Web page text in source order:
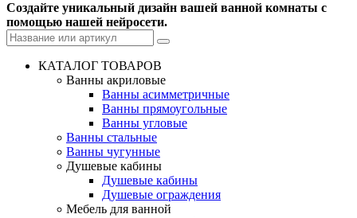
Создайте уникальный дизайн вашей ванной комнаты с
помощью нашей нейросети.
КАТАЛОГ ТОВАРОВ
Ванны акриловые
Ванны асимметричные
Ванны прямоугольные
Ванны угловые
Ванны стальные
Ванны чугунные
Душевые кабины
Душевые кабины
Душевые ограждения
Мебель для ванной